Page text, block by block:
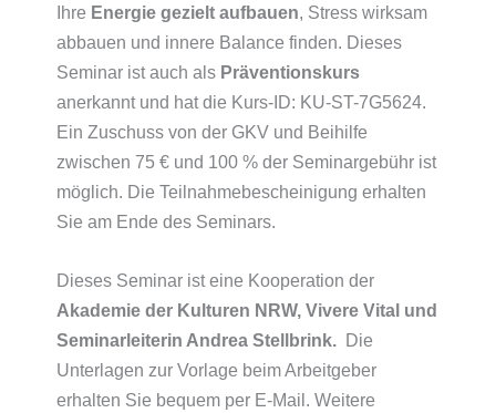
Ihre Energie gezielt aufbauen, Stress wirksam
abbauen und innere Balance finden. Dieses
Seminar ist auch als Präventionskurs
anerkannt und hat die Kurs-ID: KU-ST-7G5624.
Ein Zuschuss von der GKV und Beihilfe
zwischen 75 € und 100 % der Seminargebühr ist
möglich. Die Teilnahmebescheinigung erhalten
Sie am Ende des Seminars.
Dieses Seminar ist eine Kooperation der
Akademie der Kulturen NRW, Vivere Vital und
Seminarleiterin Andrea Stellbrink. Die
Unterlagen zur Vorlage beim Arbeitgeber
erhalten Sie bequem per E-Mail. Weitere